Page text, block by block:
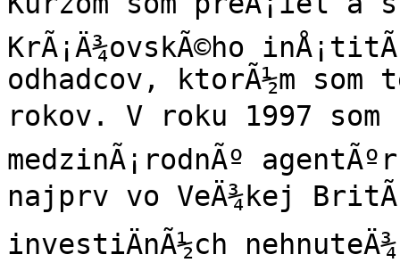
KrÃ¡Ä¾ovskÃ©ho
odhadcov, ktorÃ½m som
rokov. V roku 1997 som
medzinÃ¡rodnÃº
najprv vo VeÄ¾kej
investiÄnÃ½ch